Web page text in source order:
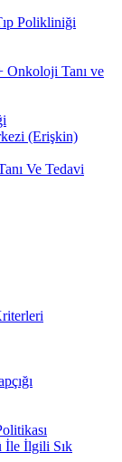
Polikliniği
Onkoloji Tanı ve
(Erişkin)
Ve Tedavi
İle İlgili Sık